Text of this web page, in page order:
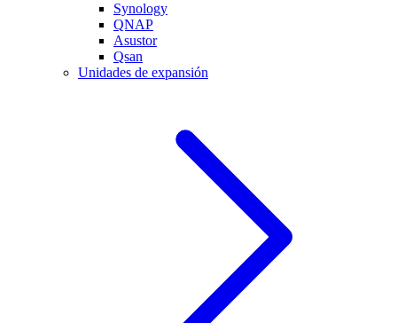
Synology
QNAP
Asustor
Qsan
Unidades de expansión